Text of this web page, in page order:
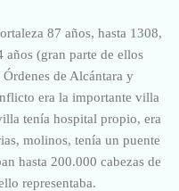
87 años, hasta 1308,
(gran parte de ellos
de Alcántara y
era la importante villa
tenía hospital propio, era
molinos, tenía un puente
hasta 200.000 cabezas de
representaba.